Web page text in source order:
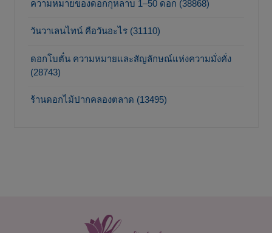
ความหมายของดอกกุหลาบ 1–50 ดอก (38868)
วันวาเลนไทน์ คือวันอะไร (31110)
ดอกโบตั๋น ความหมายและสัญลักษณ์แห่งความมั่งคั่ง
(28743)
ร้านดอกไม้ปากคลองตลาด (13495)